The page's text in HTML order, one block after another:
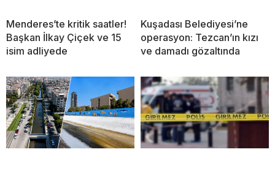
Menderes’te kritik saatler!
Başkan İlkay Çiçek ve 15
isim adliyede
Kuşadası Belediyesi’ne
operasyon: Tezcan’ın kızı
ve damadı gözaltında